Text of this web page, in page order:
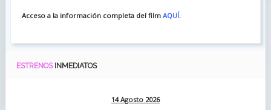
Acceso a la información completa del film AQUÍ.
ESTRENOS INMEDIATOS
14 Agosto 2026